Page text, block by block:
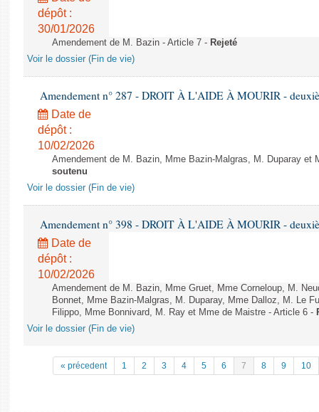
dépôt :
30/01/2026
Amendement de M. Bazin - Article 7 - Rejeté
Voir le dossier (Fin de vie)
Amendement n° 287 - DROIT À L'AIDE À MOURIR -
Date de
dépôt :
10/02/2026
Amendement de M. Bazin, Mme Bazin-Malgras, M. Duparay et
soutenu
Voir le dossier (Fin de vie)
Amendement n° 398 - DROIT À L'AIDE À MOURIR -
Date de
dépôt :
10/02/2026
Amendement de M. Bazin, Mme Gruet, Mme Corneloup, M.
Bonnet, Mme Bazin-Malgras, M. Duparay, Mme Dalloz, M. Le
Filippo, Mme Bonnivard, M. Ray et Mme de Maistre - Article 6 -
Voir le dossier (Fin de vie)
« précedent 1 2 3 4 5 6 7 8 9 10